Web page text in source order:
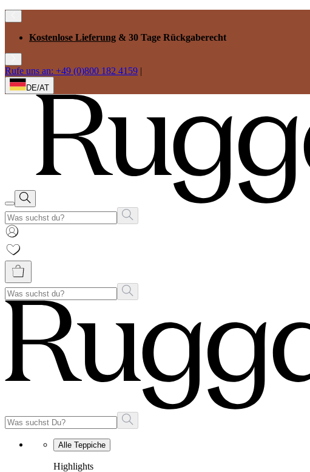
Kostenlose Lieferung & 30 Tage Rückgaberecht
Rufe uns an: +49 (0)800 182 4159 |
DE/AT
Alle Teppiche
Highlights